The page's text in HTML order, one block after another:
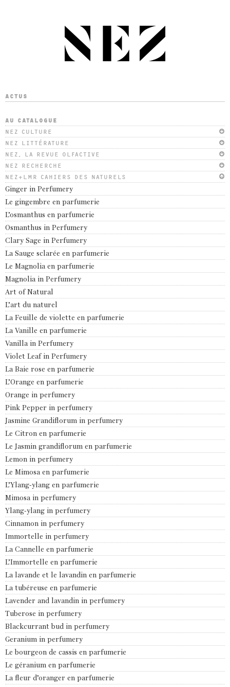
ACTUS
AU CATALOGUE
NEZ CULTURE
NEZ LITTÉRATURE
NEZ, LA REVUE OLFACTIVE
NEZ RECHERCHE
NEZ+LMR CAHIERS DES NATURELS
Ginger in Perfumery
Le gingembre en parfumerie
L’osmanthus en parfumerie
Osmanthus in Perfumery
Clary Sage in Perfumery
La Sauge sclarée en parfumerie
Le Magnolia en parfumerie
Magnolia in Perfumery
Art of Natural
L’art du naturel
La Feuille de violette en parfumerie
La Vanille en parfumerie
Vanilla in Perfumery
Violet Leaf in Perfumery
La Baie rose en parfumerie
L’Orange en parfumerie
Orange in perfumery
Pink Pepper in perfumery
Jasmine Grandiflorum in perfumery
Le Citron en parfumerie
Le Jasmin grandiflorum en parfumerie
Lemon in perfumery
Le Mimosa en parfumerie
L’Ylang-ylang en parfumerie
Mimosa in perfumery
Ylang-ylang in perfumery
Cinnamon in perfumery
Immortelle in perfumery
La Cannelle en parfumerie
L’Immortelle en parfumerie
La lavande et le lavandin en parfumerie
La tubéreuse en parfumerie
Lavender and lavandin in perfumery
Tuberose in perfumery
Blackcurrant bud in perfumery
Geranium in perfumery
Le bourgeon de cassis en parfumerie
Le géranium en parfumerie
La fleur d’oranger en parfumerie